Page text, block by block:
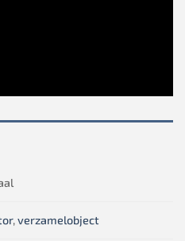
,verzamelobject